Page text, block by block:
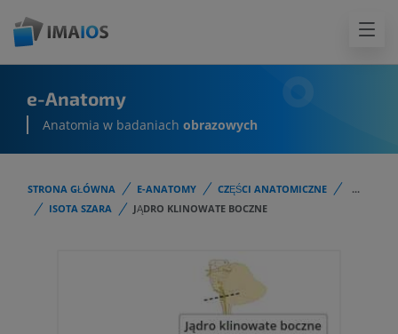
e-Anatomy
Anatomia w badaniach obrazowych
STRONA GŁÓWNA E-ANATOMY CZĘŚCI ANATOMICZNE
...
ISOTA SZARA
JĄDRO KLINOWATE BOCZNE